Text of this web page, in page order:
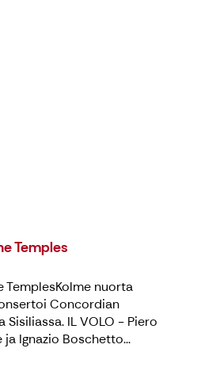
Temples
TemplesKolme nuorta
Concordian
IL VOLO - Piero
Ignazio Boschetto...